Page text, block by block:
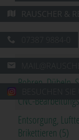
RAUSCHER &
BESUCHEN
Alle
Bohren, Dübeln,
CNC-
Entsorgung,
Brikettieren (5)